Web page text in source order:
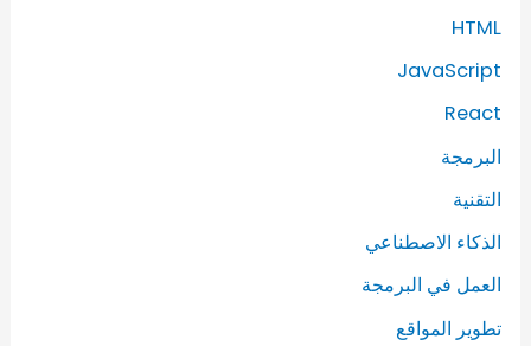
HTML
JavaScript
React
البرمجة
التقنية
الذكاء الاصطناعي
العمل في البرمجة
تطوير المواقع